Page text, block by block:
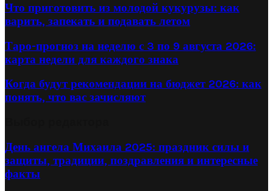
Что приготовить из молодой кукурузы: как
варить, запекать и подавать летом
Таро-прогноз на неделю с 3 по 9 августа 2026:
карта недели для каждого знака
Когда будут рекомендации на бюджет 2026: как
понять, что вас зачисляют
День ангела Михаила 2025: праздник силы и
защиты, традиции, поздравления и интересные
факты